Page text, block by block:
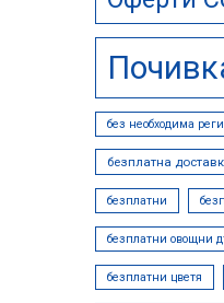
без необходима
безплатна
безплатни
безплатни овощни
безплатни цветя